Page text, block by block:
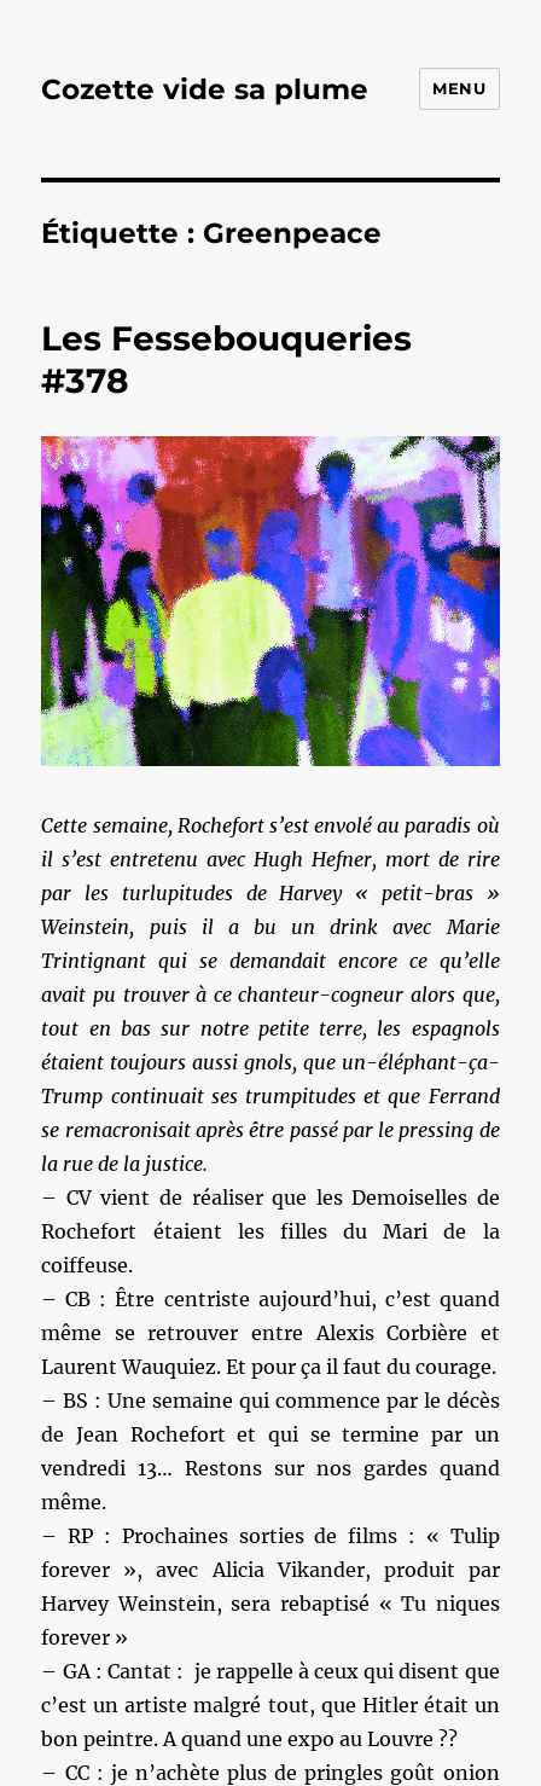
Cozette vide sa plume MENU
Étiquette : Greenpeace
Les Fessebouqueries
#378
Cette semaine, Rochefort s’est envolé au paradis où
il s’est entretenu avec Hugh Hefner, mort de rire
par les turlupitudes de Harvey « petit-bras »
Weinstein, puis il a bu un drink avec Marie
Trintignant qui se demandait encore ce qu’elle
avait pu trouver à ce chanteur-cogneur alors que,
tout en bas sur notre petite terre, les espagnols
étaient toujours aussi gnols, que un-éléphant-ça-
Trump continuait ses trumpitudes et que Ferrand
se remacronisait après être passé par le pressing de
la rue de la justice.
– CV vient de réaliser que les Demoiselles de
Rochefort étaient les filles du Mari de la
coiffeuse.
– CB : Être centriste aujourd’hui, c’est quand
même se retrouver entre Alexis Corbière et
Laurent Wauquiez. Et pour ça il faut du courage.
– BS : Une semaine qui commence par le décès
de Jean Rochefort et qui se termine par un
vendredi 13… Restons sur nos gardes quand
même.
– RP : Prochaines sorties de films : « Tulip
forever », avec Alicia Vikander, produit par
Harvey Weinstein, sera rebaptisé « Tu niques
forever »
– GA : Cantat : je rappelle à ceux qui disent que
c’est un artiste malgré tout, que Hitler était un
bon peintre. A quand une expo au Louvre ??
– CC : je n’achète plus de pringles goût onion